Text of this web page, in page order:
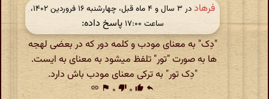
فرهاد
در ‫۳ سال و ۴ ماه قبل، چهارشنبه ۱۶ فروردین ۱۴۰۲،
ساعت ۱۷:۰۰
پاسخ داده:
"دِک" به معنای مودب و کلمه دور که در بعضی لهجه
ها به صورت "تور" تلفظ میشود به معنای به ایست.
"دِک تور" به ترکی معنای مودب باش دارد.
reply
thumb_up ۰ thumb_down ۰ flag
link